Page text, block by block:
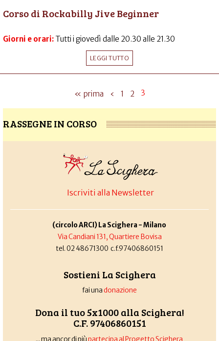
Corso di Rockabilly Jive Beginner
Giorni e orari: Tutti i giovedì dalle 20.30 alle 21.30
LEGGI TUTTO
« prima ‹ 1 2 3
RASSEGNE IN CORSO
Iscriviti alla Newsletter
(circolo ARCI) La Scighera - Milano
Via Candiani 131, Quartiere Bovisa
tel. 02 48671300 c.f.97406860151
Sostieni La Scighera
fai unadonazione
Dona il tuo 5x1000 alla Scighera!
C.F. 97406860151
... ma ancor di piùpartecipa al Progetto Scighera